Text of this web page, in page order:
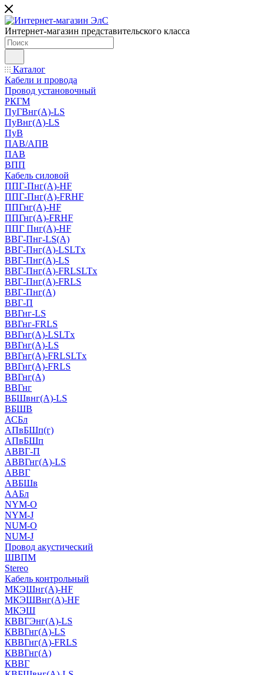
Интернет-магазин представительского класса
Каталог
Кабели и провода
Провод установочный
РКГМ
ПуГВнг(А)-LS
ПуВнг(А)-LS
ПуВ
ПАВ/АПВ
ПАВ
ВПП
Кабель силовой
ППГ-Пнг(А)-HF
ППГ-Пнг(А)-FRHF
ППГнг(А)-HF
ППГнг(А)-FRHF
ППГ Пнг(А)-HF
ВВГ-Пнг-LS(А)
ВВГ-Пнг(А)-LSLTx
ВВГ-Пнг(А)-LS
ВВГ-Пнг(А)-FRLSLTx
ВВГ-Пнг(А)-FRLS
ВВГ-Пнг(А)
ВВГ-П
ВВГнг-LS
ВВГнг-FRLS
ВВГнг(А)-LSLTx
ВВГнг(А)-LS
ВВГнг(А)-FRLSLTx
ВВГнг(А)-FRLS
ВВГнг(А)
ВВГнг
ВБШвнг(А)-LS
ВБШВ
АСБл
АПвБШп(г)
АПвБШп
АВВГ-П
АВВГнг(А)-LS
АВВГ
АВБШв
ААБл
NYM-O
NYM-J
NUM-О
NUM-J
Провод акустический
ШВПМ
Stereo
Кабель контрольный
МКЭШнг(A)-HF
МКЭШВнг(А)-HF
МКЭШ
КВВГЭнг(А)-LS
КВВГнг(А)-LS
КВВГнг(А)-FRLS
КВВГнг(А)
КВВГ